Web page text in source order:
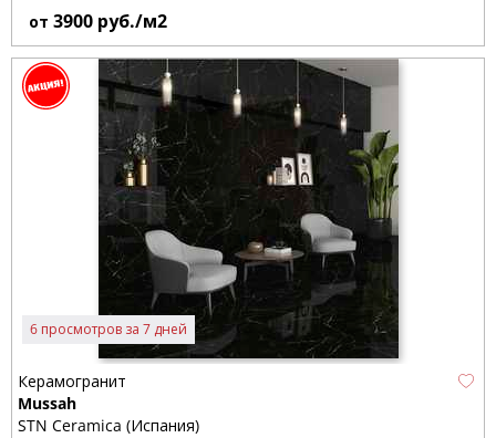
от 3900 руб./м2
6 просмотров за 7 дней
Керамогранит
Mussah
STN Ceramica (Испания)